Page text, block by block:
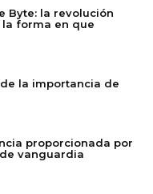
Byte: la revolución
forma en que
la importancia de
proporcionada por
vanguardia